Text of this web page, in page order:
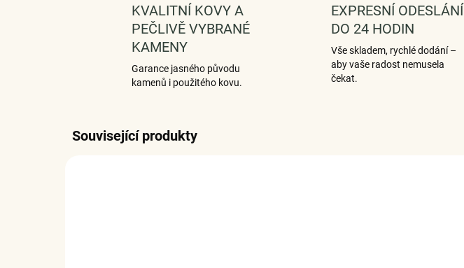
KVALITNÍ KOVY A
PEČLIVĚ VYBRANÉ
KAMENY
Garance jasného původu
kamenů i použitého kovu.
EXPRESNÍ ODESLÁNÍ
DO 24 HODIN
Vše skladem, rychlé dodání –
aby vaše radost nemusela
čekat.
Související produkty